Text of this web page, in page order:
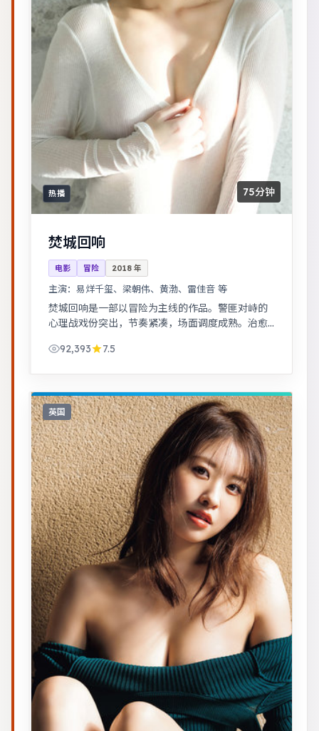
热播 75分钟
焚城回响
电影 冒险 2018 年
主演： 易烊千玺、梁朝伟、黄渤、雷佳音 等
焚城回响是一部以冒险为主线的作品。警匪对峙的
心理战戏份突出，节奏紧凑，场面调度成熟。治愈
92,393
7.5
英国